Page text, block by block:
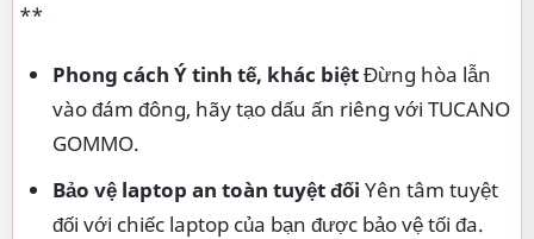
**
Phong cách Ý tinh tế, khác biệtĐừng hòa lẫn
vào đám đông, hãy tạo dấu ấn riêng với TUCANO
GOMMO.
Bảo vệ laptop an toàn tuyệt đối Yên tâm tuyệt
đối với chiếc laptop của bạn được bảo vệ tối đa.